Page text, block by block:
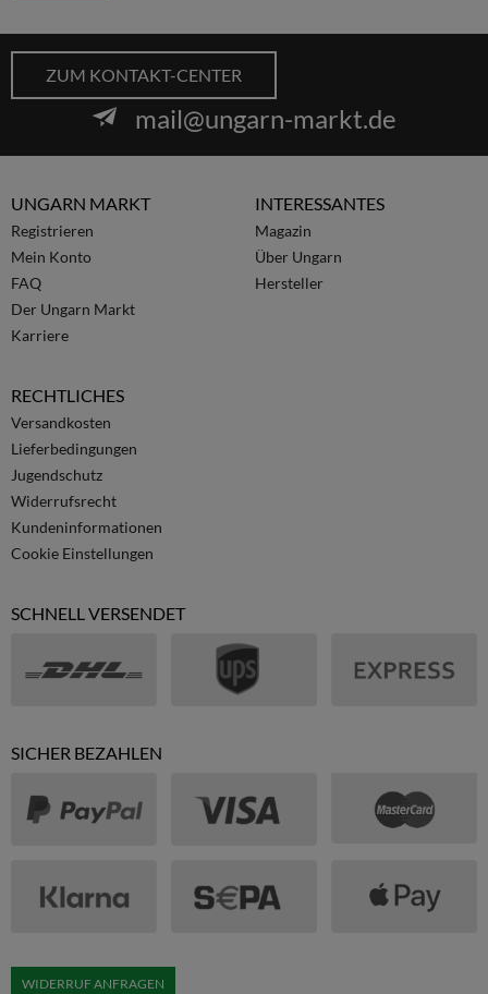
ZUM KONTAKT-CENTER
mail@ungarn-markt.de
UNGARN MARKT
Registrieren
Mein Konto
FAQ
Der Ungarn Markt
Karriere
INTERESSANTES
Magazin
Über Ungarn
Hersteller
RECHTLICHES
Versandkosten
Lieferbedingungen
Jugendschutz
Widerrufsrecht
Kundeninformationen
Cookie Einstellungen
SCHNELL VERSENDET
SICHER BEZAHLEN
WIDERRUF ANFRAGEN